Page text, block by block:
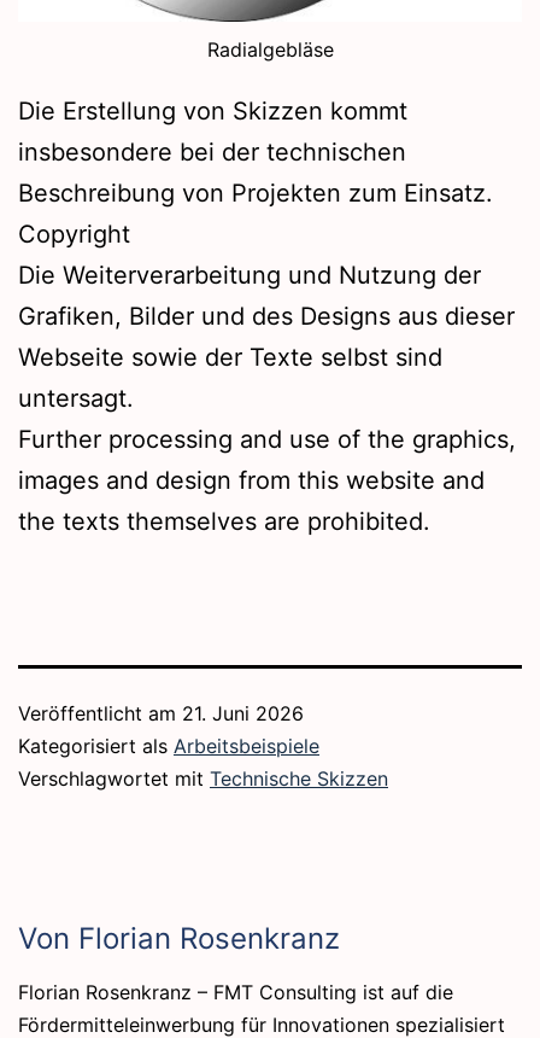
Radialgebläse
Die Erstellung von Skizzen kommt
insbesondere bei der technischen
Beschreibung von Projekten zum Einsatz.
Copyright
Die Weiterverarbeitung und Nutzung der
Grafiken, Bilder und des Designs aus dieser
Webseite sowie der Texte selbst sind
untersagt.
Further processing and use of the graphics,
images and design from this website and
the texts themselves are prohibited.
Veröffentlicht am 21. Juni 2026
Kategorisiert als Arbeitsbeispiele
Verschlagwortet mit Technische Skizzen
Von Florian Rosenkranz
Florian Rosenkranz – FMT Consulting ist auf die
Fördermitteleinwerbung für Innovationen spezialisiert